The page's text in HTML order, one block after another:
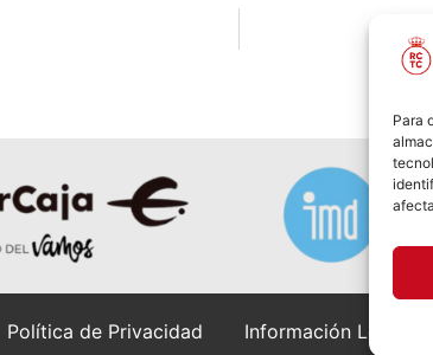
Para
Política de Privacidad Información Legal